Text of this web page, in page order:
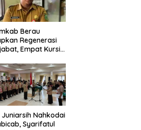
Berau
Regenerasi
Empat Kursi
Juniarsih Nahkodai
Syarifatul